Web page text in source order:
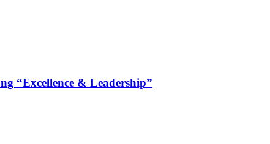
“Excellence & Leadership”